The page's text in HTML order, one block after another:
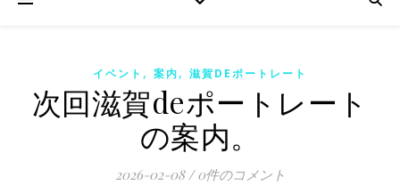
イベント , 案内, 滋賀DEポートレート
次回滋賀deポートレート
の案内。
2026-02-08 / 0件のコメント